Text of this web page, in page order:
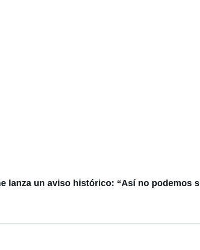
lanza un aviso histórico: “Así no podemos